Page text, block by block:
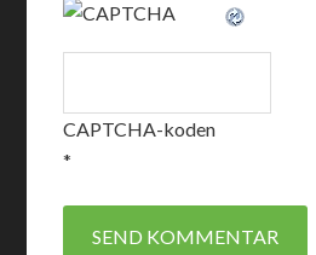
CAPTCHA-koden
*